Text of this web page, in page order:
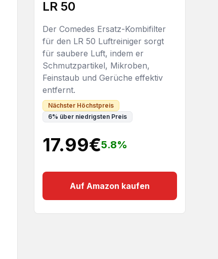
LR 50
Der Comedes Ersatz-Kombifilter
für den LR 50 Luftreiniger sorgt
für saubere Luft, indem er
Schmutzpartikel, Mikroben,
Feinstaub und Gerüche effektiv
entfernt.
Nächster Höchstpreis
6% über niedrigsten Preis
17.99€5.8%
Auf Amazon kaufen